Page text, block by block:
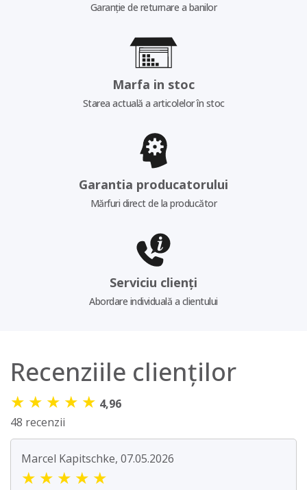
Garanție de returnare a banilor
Marfa in stoc
Starea actuală a articolelor în stoc
Garantia producatorului
Mărfuri direct de la producător
Serviciu clienți
Abordare individuală a clientului
Recenziile clienților
★ ★ ★ ★ ★ 4,96
48 recenzii
Marcel Kapitschke, 07.05.2026
★ ★ ★ ★ ★